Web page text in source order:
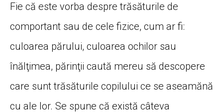
Fie că este vorba despre trăsăturile de
comportant sau de cele fizice, cum ar fi:
culoarea părului, culoarea ochilor sau
înălţimea, părinţii caută mereu să descopere
care sunt trăsăturile copilului ce se aseamănă
cu ale lor. Se spune că există câteva